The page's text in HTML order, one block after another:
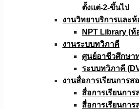
ตั้งแต่-2-ขึ้นไป
งานวิทยาบริการเเละ
NPT Library (
งานระบบทวิภาคี
ศูนย์อาชีวศึกษา
ระบบทวิภาคี
งานสื่อการเรียนการส
สื่อการเรียนการ
สื่อการเรียนการ